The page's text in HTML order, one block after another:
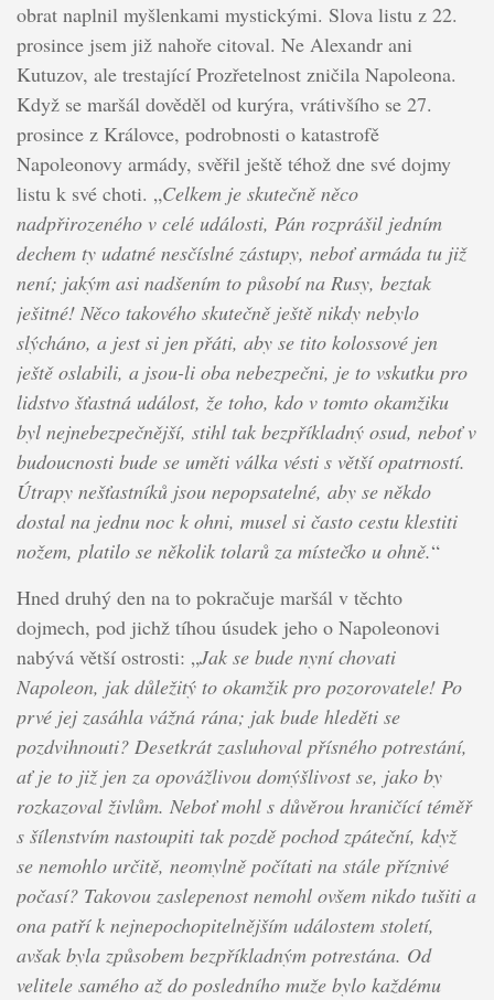
obrat naplnil myšlenkami mystickými. Slova listu z 22.
prosince jsem již nahoře citoval. Ne Alexandr ani
Kutuzov, ale trestající Prozřetelnost zničila Napoleona.
Když se maršál dověděl od kurýra, vrátivšího se 27.
prosince z Královce, podrobnosti o katastrofě
Napoleonovy armády, svěřil ještě téhož dne své dojmy
listu k své choti. „Celkem je skutečně něco
nadpřirozeného v celé události, Pán rozprášil jedním
dechem ty udatné nesčíslné zástupy, neboť armáda tu již
není; jakým asi nadšením to působí na Rusy, beztak
ješitné! Něco takového skutečně ještě nikdy nebylo
slýcháno, a jest si jen přáti, aby se tito kolossové jen
ještě oslabili, a jsou-li oba nebezpečni, je to vskutku pro
lidstvo šťastná událost, že toho, kdo v tomto okamžiku
byl nejnebezpečnější, stihl tak bezpříkladný osud, neboť v
budoucnosti bude se uměti válka vésti s větší opatrností.
Útrapy nešťastníků jsou nepopsatelné, aby se někdo
dostal na jednu noc k ohni, musel si často cestu klestiti
nožem, platilo se několik tolarů za místečko u ohně.“
Hned druhý den na to pokračuje maršál v těchto
dojmech, pod jichž tíhou úsudek jeho o Napoleonovi
nabývá větší ostrosti: „Jak se bude nyní chovati
Napoleon, jak důležitý to okamžik pro pozorovatele! Po
prvé jej zasáhla vážná rána; jak bude hleděti se
pozdvihnouti? Desetkrát zasluhoval přísného potrestání,
ať je to již jen za opovážlivou domýšlivost se, jako by
rozkazoval živlům. Neboť mohl s důvěrou hraničící téměř
s šílenstvím nastoupiti tak pozdě pochod zpáteční, když
se nemohlo určitě, neomylně počítati na stále příznivé
počasí? Takovou zaslepenost nemohl ovšem nikdo tušiti a
ona patří k nejnepochopitelnějším událostem století,
avšak byla způsobem bezpříkladným potrestána. Od
velitele samého až do posledního muže bylo každému